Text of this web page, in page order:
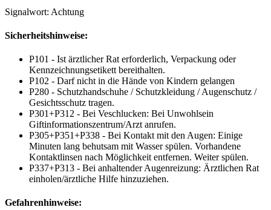
Signalwort: Achtung
Sicherheitshinweise:
P101 - Ist ärztlicher Rat erforderlich, Verpackung oder
Kennzeichnungsetikett bereithalten.
P102 - Darf nicht in die Hände von Kindern gelangen
P280 - Schutzhandschuhe / Schutzkleidung / Augenschutz /
Gesichtsschutz tragen.
P301+P312 - Bei Veschlucken: Bei Unwohlsein
Giftinformationszentrum/Arzt anrufen.
P305+P351+P338 - Bei Kontakt mit den Augen: Einige
Minuten lang behutsam mit Wasser spülen. Vorhandene
Kontaktlinsen nach Möglichkeit entfernen. Weiter spülen.
P337+P313 - Bei anhaltender Augenreizung: Ärztlichen Rat
einholen/ärztliche Hilfe hinzuziehen.
Gefahrenhinweise: